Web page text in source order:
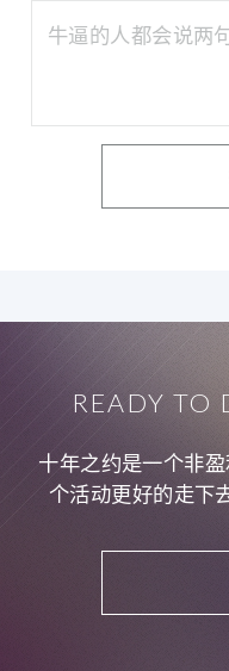
READY TO
十年之约是一个非
个活动更好的走下